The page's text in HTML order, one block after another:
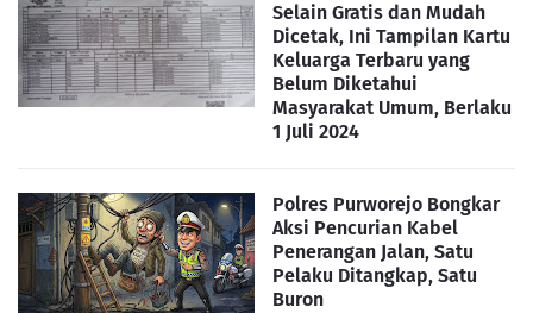
Selain Gratis dan Mudah
Dicetak, Ini Tampilan Kartu
Keluarga Terbaru yang
Belum Diketahui
Masyarakat Umum, Berlaku
1 Juli 2024
Polres Purworejo Bongkar
Aksi Pencurian Kabel
Penerangan Jalan, Satu
Pelaku Ditangkap, Satu
Buron